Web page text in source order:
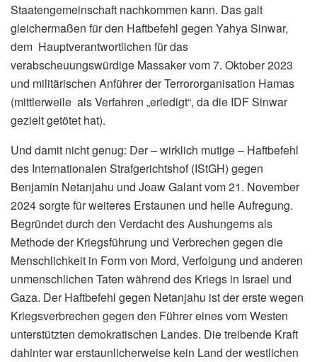
Staatengemeinschaft nachkommen kann. Das galt
gleichermaßen für den Haftbefehl gegen Yahya Sinwar,
dem Hauptverantwortlichen für das
verabscheuungswürdige Massaker vom 7. Oktober 2023
und militärischen Anführer der Terrororganisation Hamas
(mittlerweile als Verfahren „erledigt“, da die IDF Sinwar
gezielt getötet hat).
Und damit nicht genug: Der – wirklich mutige – Haftbefehl
des Internationalen Strafgerichtshof (IStGH) gegen
Benjamin Netanjahu und Joaw Galant vom 21. November
2024 sorgte für weiteres Erstaunen und helle Aufregung.
Begründet durch den Verdacht des Aushungerns als
Methode der Kriegsführung und Verbrechen gegen die
Menschlichkeit in Form von Mord, Verfolgung und anderen
unmenschlichen Taten während des Kriegs in Israel und
Gaza. Der Haftbefehl gegen Netanjahu ist der erste wegen
Kriegsverbrechen gegen den Führer eines vom Westen
unterstützten demokratischen Landes. Die treibende Kraft
dahinter war erstaunlicherweise kein Land der westlichen